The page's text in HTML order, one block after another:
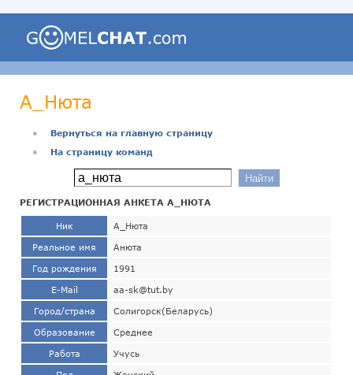
А_Нюта
●
Вернуться на главную страницу
●
На страницу команд
РЕГИСТРАЦИОННАЯ АНКЕТА А_НЮТА
Ник А_Нюта
Реальное имя Анюта
Год рождения 1991
E-Mail aa-sk@tut.by
Город/страна Солигорск(Беларусь)
Образование Среднее
Работа Учусь